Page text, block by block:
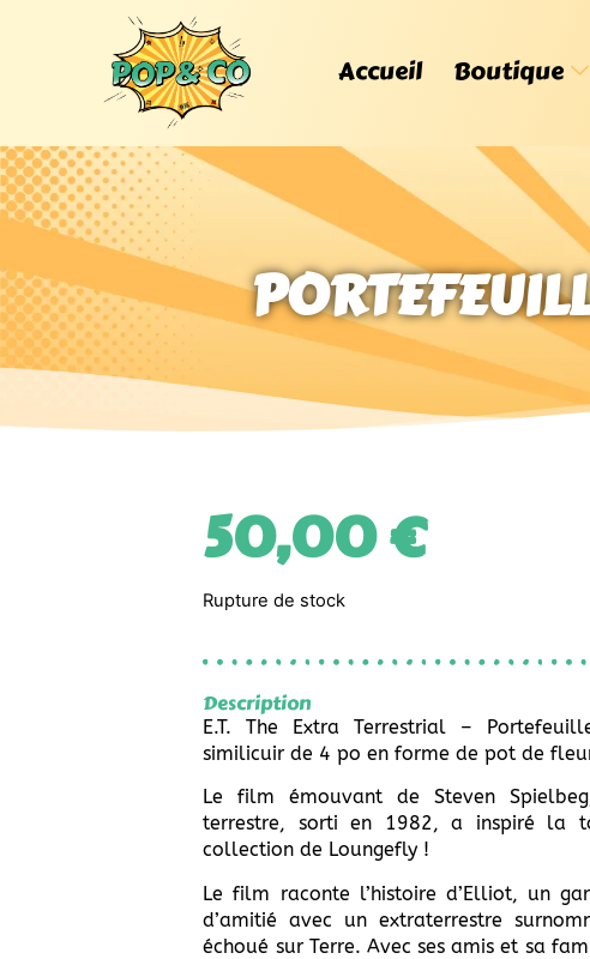
Accueil Boutique
50,00€
Rupture de stock
Description
E.T. The Extra Terrestrial –
similicuir de 4 po en forme de pot de
Le film émouvant de Steven
terrestre, sorti en 1982, a inspiré la
collection de Loungefly !
Le film raconte l’histoire d’Elliot, un
d’amitié avec un extraterrestre
échoué sur Terre. Avec ses amis et sa